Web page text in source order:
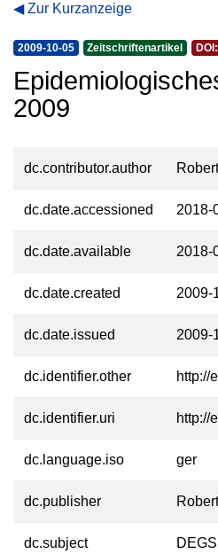
Zur Kurzanzeige
2009-10-05 Zeitschriftenartikel
2009
dc.contributor.author
dc.date.accessioned 2018-
dc.date.available 2018-
dc.date.created 2009-
dc.date.issued 2009-
dc.identifier.other http://
dc.identifier.uri http://
dc.language.iso ger
dc.publisher
dc.subject DEGS